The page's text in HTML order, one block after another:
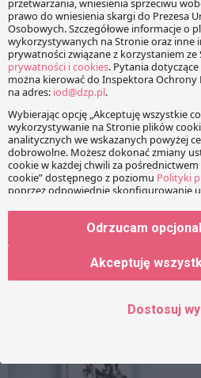
Facebook Share
WhatsApp
PRZECZYTAJ RÓWNIEŻ:
Historii o ryczałtach ciąg
W ostatnim czasie Sąd
Najwyższy dwukrotnie
248/14) niewątpliwie
Pracy
Odrzucam
Akceptuję
Dostosuj